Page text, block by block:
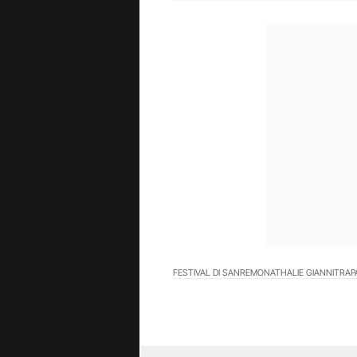
FESTIVAL DI SANREMONATHALIE